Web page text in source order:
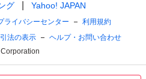
グ
Yahoo! JAPAN
ライバシーセンター
利用規約
法の表示
ヘルプ・お問い合わせ